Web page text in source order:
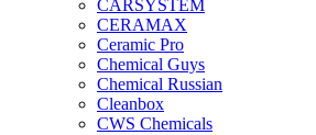
CARSYSTEM
CERAMAX
Ceramic Pro
Chemical Guys
Chemical Russian
Cleanbox
CWS Chemicals